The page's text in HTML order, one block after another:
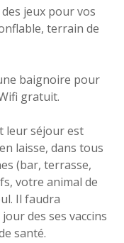
jeux pour vos
terrain de
baignoire pour
gratuit.
leur séjour est
laisse, dans tous
(bar, terrasse,
votre animal de
Il faudra
des ses vaccins
santé.